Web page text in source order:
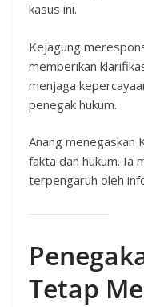
kasus ini.
Kejagung
memberikan
menjaga
penegak hukum.
Anang menegaskan
fakta dan hukum. Ia
terpengaruh oleh
Tetap